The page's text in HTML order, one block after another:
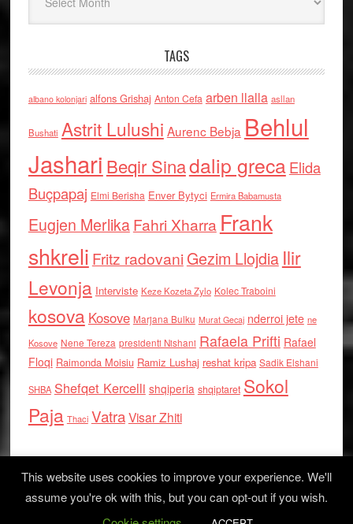
TAGS
albano kolonjari alfons Grishaj Anton Cefa arben llalla asllan
Bushati Astrit Lulushi Aurenc Bebja Behlul
Jashari Beqir Sinadalip grecaElida
Buçpapaj Elmi Berisha Enver Bytyci Ermira Babamusta
Eugjen MerlikaFahri Xharra Frank
shkreli Fritz radovaniGezim Llojdia Ilir
Levonja Interviste Keze Kozeta Zylo Kolec Traboini
kosova Kosove Marjana Bulku Murat Gecaj nderroi jete ne
Kosove Nene Tereza presidenti Nishani Rafaela Prifti Rafael
Floqi Raimonda Moisiu Ramiz Lushaj reshat kripa Sadik Elshani
SHBA Shefqet Kercelli shqiperia shqiptaret Sokol
Paja Thaci VatraVisar Zhiti
This website uses cookies to improve your experience. We'll
assume you're ok with this, but you can opt-out if you wish.